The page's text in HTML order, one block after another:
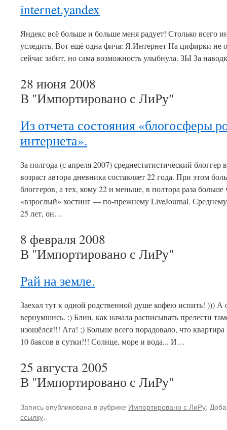
internet.yandex
Яндекс всё больше и больше меня радует! Столько всего
уследить. Вот ещё одна фича: Я.Интернет На цифирки не
сейчас забит, но сама возможность улыбнула. ЗЫ За
28 июня 2008
В "Импортировано с ЛиРу"
Из отчета состояния «блогосферы
интернета».
За полгода (с апреля 2007) среднестатистический
возраст автора дневника составляет 22 года. При этом
блоггеров, а тех, кому 22 и меньше, в полтора раза
«взрослый» хостинг — по-прежнему LiveJournal.
25 лет, он…
8 февраля 2008
В "Импортировано с ЛиРу"
Рай на земле.
Заехал тут к одной родственной душе кофею испить! ))) А
вернумшись. :) Блин, как начала расписывать прелести
изошёлся!!! Ага! ;) Больше всего порадовало, что
10 баксов в сутки!!! Солнце, море и вода... И…
25 августа 2005
В "Импортировано с ЛиРу"
Запись опубликована в рубрике Импортировано с ЛиРу.
ссылку.